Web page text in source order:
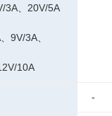
3A、20V/5A
9V/3A、
10A
-